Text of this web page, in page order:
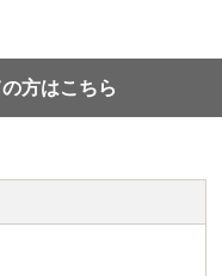
方はこちら